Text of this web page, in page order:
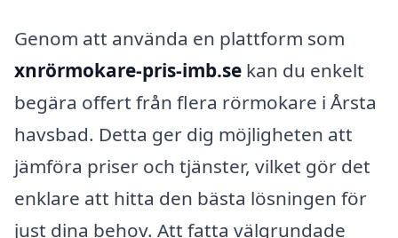
Genom att använda en plattform som
xnrörmokare-pris-imb.se kan du enkelt
begära offert från flera rörmokare i Årsta
havsbad. Detta ger dig möjligheten att
jämföra priser och tjänster, vilket gör det
enklare att hitta den bästa lösningen för
just dina behov. Att fatta välgrundade